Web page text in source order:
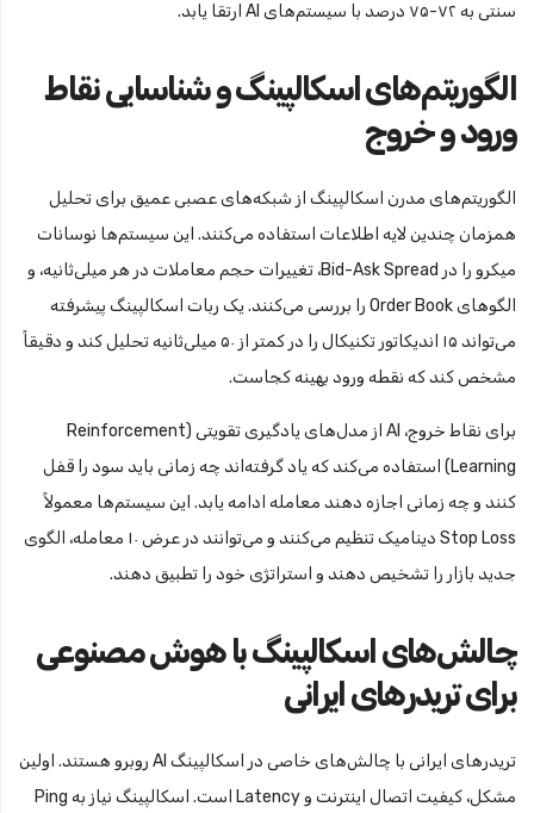
سنتی به ۷۲-۷۵ درصد با سیستم‌های AI ارتقا یابد.
الگوریتم‌های اسکالپینگ و شناسایی نقاط
ورود و خروج
الگوریتم‌های مدرن اسکالپینگ از شبکه‌های عصبی عمیق برای تحلیل
همزمان چندین لایه اطلاعات استفاده می‌کنند. این سیستم‌ها نوسانات
میکرو را در Bid-Ask Spread، تغییرات حجم معاملات در هر میلی‌ثانیه، و
الگوهای Order Book را بررسی می‌کنند. یک ربات اسکالپینگ پیشرفته
می‌تواند ۱۵ اندیکاتور تکنیکال را در کمتر از ۵۰ میلی‌ثانیه تحلیل کند و دقیقاً
مشخص کند که نقطه ورود بهینه کجاست.
برای نقاط خروج، AI از مدل‌های یادگیری تقویتی (Reinforcement
Learning) استفاده می‌کند که یاد گرفته‌اند چه زمانی باید سود را قفل
کنند و چه زمانی اجازه دهند معامله ادامه یابد. این سیستم‌ها معمولاً
Stop Loss دینامیک تنظیم می‌کنند و می‌توانند در عرض ۱۰ معامله، الگوی
جدید بازار را تشخیص دهند و استراتژی خود را تطبیق دهند.
چالش‌های اسکالپینگ با هوش مصنوعی
برای تریدرهای ایرانی
تریدرهای ایرانی با چالش‌های خاصی در اسکالپینگ AI روبرو هستند. اولین
مشکل، کیفیت اتصال اینترنت و Latency است. اسکالپینگ نیاز به Ping